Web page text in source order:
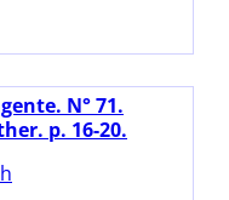
N° 71.
p. 16-20.